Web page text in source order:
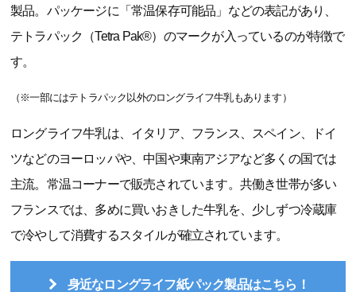
製品。パッケージに「常温保存可能品」などの表記があり、
テトラパック（Tetra Pak®）のマークが入っているのが特徴で
す。
（※一部にはテトラパック以外のロングライフ牛乳もあります）
ロングライフ牛乳は、イタリア、フランス、スペイン、ドイ
ツなどのヨーロッパや、中国や東南アジアなど多くの国では
主流。常温コーナーで販売されています。共働き世帯が多い
フランスでは、多めに買いおきした牛乳を、少しずつ冷蔵庫
で冷やして消費するスタイルが確立されています。
身近なロングライフ紙パック製品はこちら！